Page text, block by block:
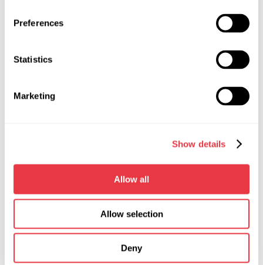
Preferences
Statistics
Marketing
Show details
Allow all
Allow selection
Deny
Які рідини використовуються
Забороненими рідинами, які не можна використовувати
знежирювачі, очисники для карбюратора. Ці рідини
використовують вибухонебезпечні та токсичні матеріали.
В автосервісі необхідно дізнатися, якою рідиною буде
проводитися промивка. Намагаючись зменшити
собівартість, недбайливі майстри використовують для
промивання органічні розчинники, що не можна робити
Промивальне обладнання зобов'язане мати хорошу
розчинювальну здатність, суміщатися з елементами